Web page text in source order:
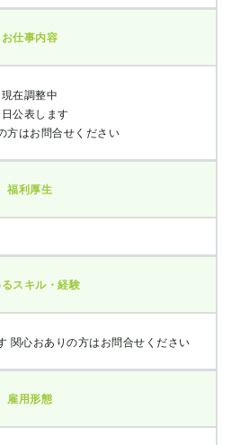
お仕事内容
現在調整中
公表します
方はお問合せください
福利厚生
スキル・経験
関心おありの方はお問合せください
雇用形態